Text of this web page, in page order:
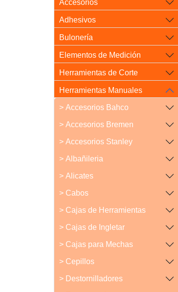
Accesorios
Adhesivos
Bulonería
Elementos de Medición
Herramientas de Corte
Herramientas Manuales
> Accesorios Bahco
> Accesorios Bremen
> Accesorios Stanley
> Albañileria
> Alicates
> Cabos
> Cajas de Herramientas
> Cajas de Ingletar
> Cajas para Mechas
> Cepillos
> Destornilladores